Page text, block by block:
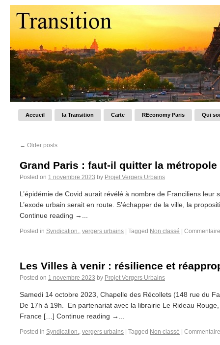
Accueil la Transition Carte REconomy Paris Qui
← Older posts
Grand Paris : faut-il quitter la métropole
Posted on 1 novembre 2023 by Projet Vergers Urbains
L’épidémie de Covid aurait révélé à nombre de Franciliens leur
L’exode urbain serait en route. S’échapper de la ville, la
Continue reading →...
Posted in Syndication., vergers urbains Tagged Non classé
Les Villes à venir : résilience et
Posted on 1 novembre 2023 by Projet Vergers Urbains
Samedi 14 octobre 2023, Chapelle des Récollets (148 rue du
De 17h à 19h. En partenariat avec la librairie Le Rideau Rouge,
France […] Continue reading →...
Posted in Syndication., vergers urbains Tagged Non classé